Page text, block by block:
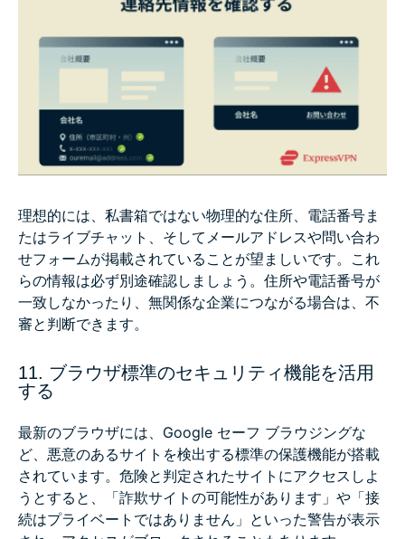
理想的には、私書箱ではない物理的な住所、電話番号ま
たはライブチャット、そしてメールアドレスや問い合わ
せフォームが掲載されていることが望ましいです。これ
らの情報は必ず別途確認しましょう。住所や電話番号が
一致しなかったり、無関係な企業につながる場合は、不
審と判断できます。
11. ブラウザ標準のセキュリティ機能を活用
する
最新のブラウザには、Google セーフ ブラウジングな
ど、悪意のあるサイトを検出する標準の保護機能が搭載
されています。危険と判定されたサイトにアクセスしよ
うとすると、「詐欺サイトの可能性があります」や「接
続はプライベートではありません」といった警告が表示